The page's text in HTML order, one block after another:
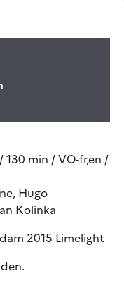
130 min / VO-fr,en /
Hugo
Kolinka
2015 Limelight